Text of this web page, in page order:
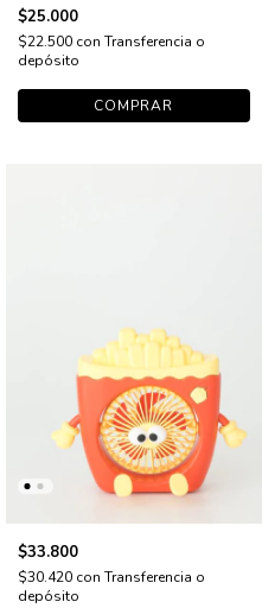
$25.000
$22.500 con Transferencia o
depósito
COMPRAR
$33.800
$30.420 con Transferencia o
depósito